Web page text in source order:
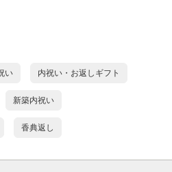
い 内祝い・お返しギフト
新築内祝い
香典返し